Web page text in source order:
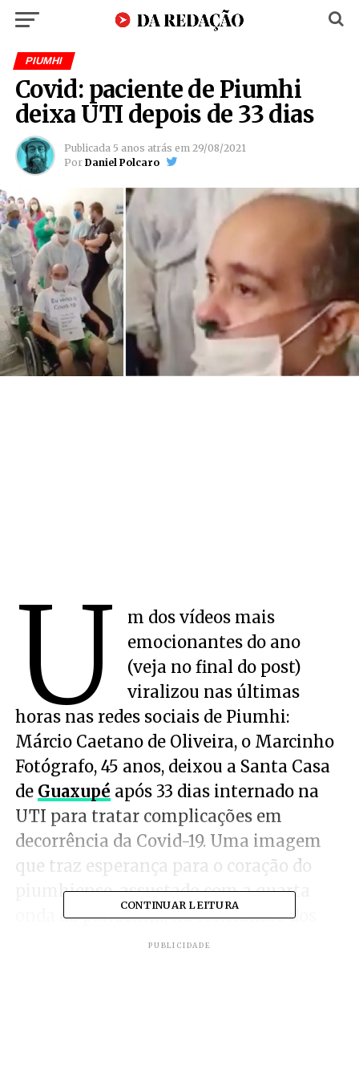
PIUMHI
Covid: paciente de Piumhi
deixa UTI depois de 33 dias
Publicada 5 anos atrás em 29/08/2021
Por Daniel Polcaro
U
m dos vídeos mais
emocionantes do ano
(veja no final do post)
viralizou nas últimas
horas nas redes sociais de Piumhi:
Márcio Caetano de Oliveira, o Marcinho
Fotógrafo, 45 anos, deixou a Santa Casa
de Guaxupé após 33 dias internado na
UTI para tratar complicações em
decorrência da Covid-19. Uma imagem
que traz esperança para o coração do
piumhiense, assustado com a quarta
onda da pandemia, na contramão dos
cenários regional, estadual e nacional.
CONTINUAR LEITURA
PUBLICIDADE